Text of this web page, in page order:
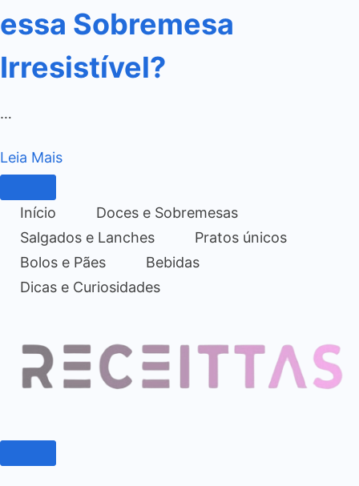
essa Sobremesa
Irresistível?
…
Leia Mais
Início
Doces e Sobremesas
Salgados e Lanches
Pratos únicos
Bolos e Pães
Bebidas
Dicas e Curiosidades